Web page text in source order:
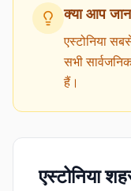
क्या आप
एस्टोनिया
सभी
हैं।
एस्टोनिया